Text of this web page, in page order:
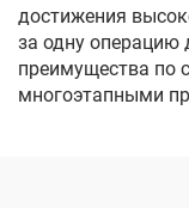
достижения
за одну операцию
преимущества по
многоэтапными